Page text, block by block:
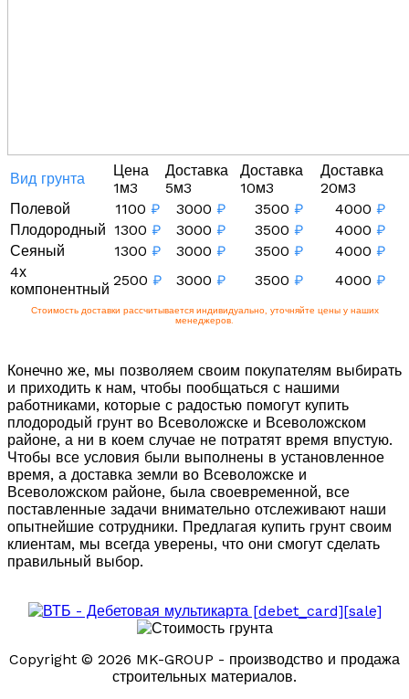
Вид грунта
Цена
1м3
Доставка
5м3
Доставка
10м3
Доставка
20м3
Полевой
1100 ₽ 3000 ₽ 3500 ₽ 4000 ₽
Плодородный 1300 ₽ 3000 ₽ 3500 ₽ 4000 ₽
Сеяный
1300 ₽ 3000 ₽ 3500 ₽ 4000 ₽
4х
компонентный
2500 ₽ 3000 ₽ 3500 ₽ 4000 ₽
Стоимость доставки рассчитывается индивидуально, уточняйте цены у наших
менеджеров.
Конечно же, мы позволяем своим покупателям выбирать
и приходить к нам, чтобы пообщаться с нашими
работниками, которые с радостью помогут купить
плодородый грунт во Всеволожске и Всеволожском
районе, а ни в коем случае не потратят время впустую.
Чтобы все условия были выполнены в установленное
время, а доставка земли во Всеволожске и
Всеволожском районе, была своевременной, все
поставленные задачи внимательно отслеживают наши
опытнейшие сотрудники. Предлагая купить грунт своим
клиентам, мы всегда уверены, что они смогут сделать
правильный выбор.
Copyright © 2026 MK-GROUP - производство и продажа
строительных материалов.